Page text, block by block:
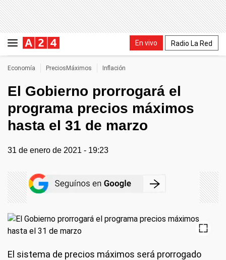
En vivo Radio La Red
Economía PreciosMáximos Inflación
El Gobierno prorrogará el
programa precios máximos
hasta el 31 de marzo
31 de enero de 2021 - 19:23
El sistema de precios máximos será prorrogado